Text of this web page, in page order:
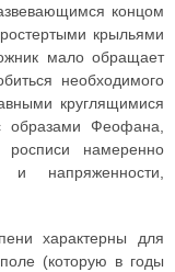
концом
крыльями
мало обращает
необходимого
круглящимися
образами Феофана,
росписи намеренно
и напряженности,
характерны для
(которую в годы